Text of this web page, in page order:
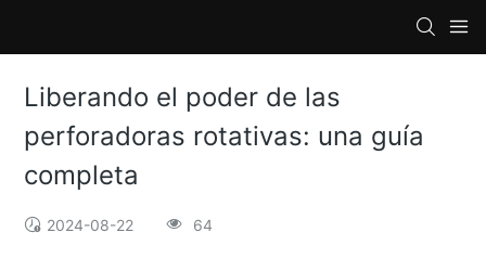
Liberando el poder de las
perforadoras rotativas: una guía
completa
2024-08-22 64